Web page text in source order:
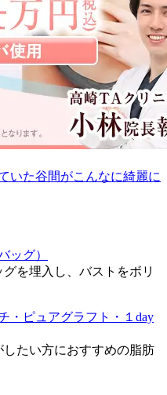
ッグ）
を埋入し、バストをボリ
・ピュアグラフト・１day
たい方におすすめの脂肪